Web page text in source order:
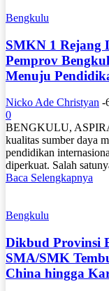
Bengkulu
SMKN 1 Rejang
Pemprov
Menuju
Nicko Ade Christyan -
0
BENGKULU,
kualitas sumber daya
pendidikan
diperkuat. Salah
Baca Selengkapnya
Bengkulu
Dikbud Provinsi
SMA/SMK
China hingga